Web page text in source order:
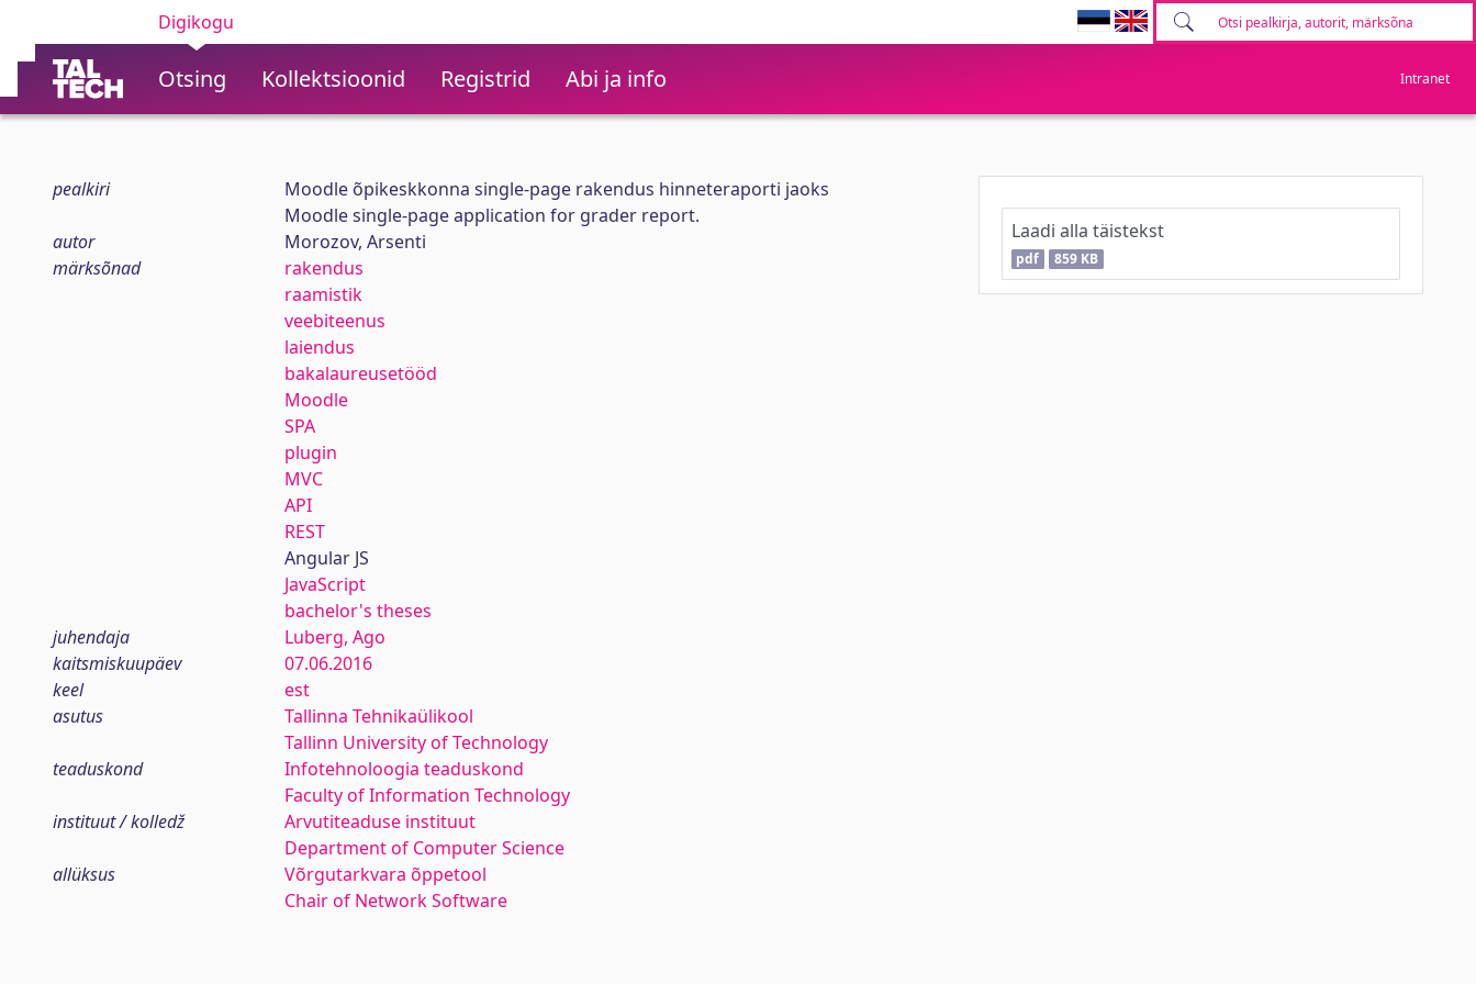
Digikogu
Otsing Kollektsioonid Registrid Abi ja info Intranet
pealkiri
Moodle õpikeskkonna single-page rakendus hinneteraporti jaoks
Moodle single-page application for grader report.
autor
Morozov, Arsenti
märksõnad
rakendus
raamistik
veebiteenus
laiendus
bakalaureusetööd
Moodle
SPA
plugin
MVC
API
REST
Angular JS
JavaScript
bachelor's theses
juhendaja
Luberg, Ago
kaitsmiskuupäev
07.06.2016
keel
est
asutus
Tallinna Tehnikaülikool
Tallinn University of Technology
teaduskond
Infotehnoloogia teaduskond
Faculty of Information Technology
instituut / kolledž
Arvutiteaduse instituut
Department of Computer Science
allüksus
Võrgutarkvara õppetool
Chair of Network Software
Laadi alla täistekst
pdf 859 KB